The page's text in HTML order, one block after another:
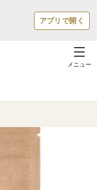
アプリで開く
メニュー